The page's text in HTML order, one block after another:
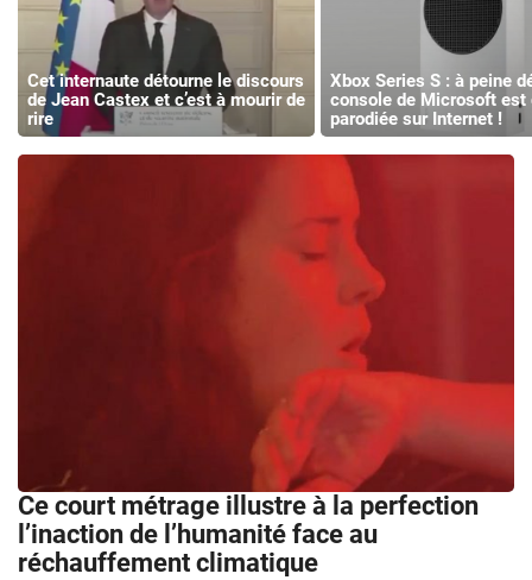
Cet internaute détourne le discours
de Jean Castex et c’est à mourir de
rire
Xbox Series S : à peine
console de Microsoft est
parodiée sur Internet !
Ce court métrage illustre à la perfection
l’inaction de l’humanité face au
réchauffement climatique